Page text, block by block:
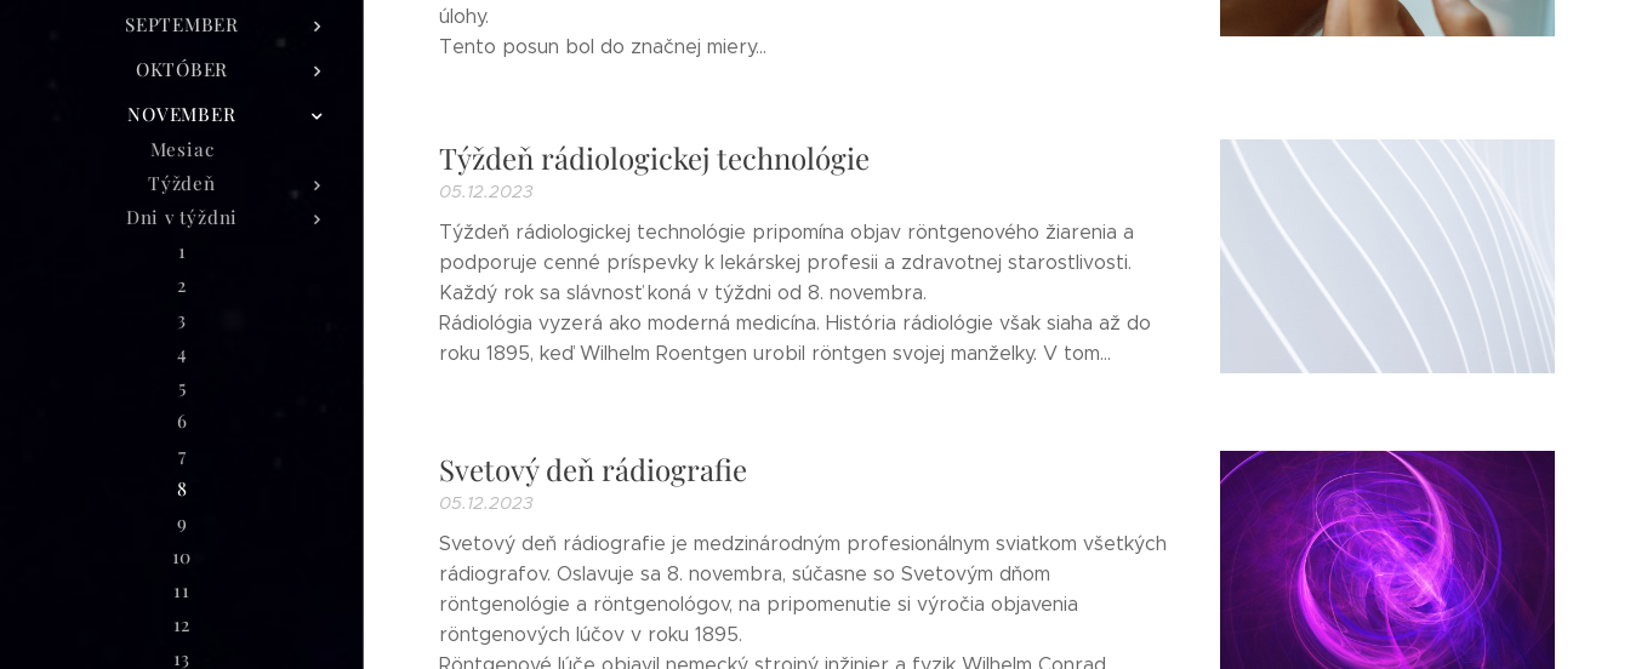
SEPTEMBER
OKTÓBER
NOVEMBER
Mesiac
Týždeň
Dni v týždni
1
2
3
4
5
6
7
8
9
10
11
12
13
úlohy.
Tento posun bol do značnej miery...
Týždeň rádiologickej technológie
05.12.2023
Týždeň rádiologickej technológie pripomína objav röntgenového žiarenia a
podporuje cenné príspevky k lekárskej profesii a zdravotnej starostlivosti.
Každý rok sa slávnosť koná v týždni od 8. novembra.
Rádiológia vyzerá ako moderná medicína. História rádiológie však siaha až do
roku 1895, keď Wilhelm Roentgen urobil röntgen svojej manželky. V tom...
Svetový deň rádiografie
05.12.2023
Svetový deň rádiografie je medzinárodným profesionálnym sviatkom všetkých
rádiografov. Oslavuje sa 8. novembra, súčasne so Svetovým dňom
röntgenológie a röntgenológov, na pripomenutie si výročia objavenia
röntgenových lúčov v roku 1895.